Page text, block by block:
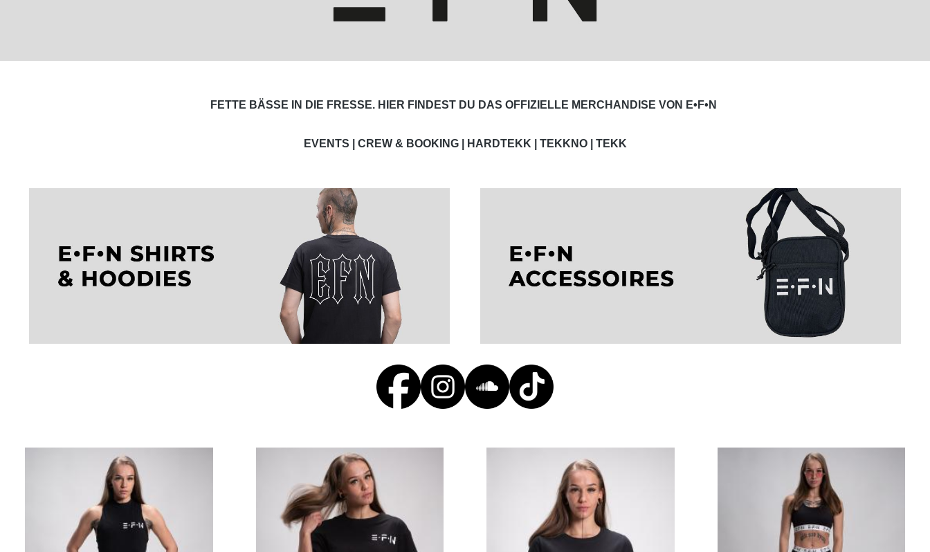
FETTE BÄSSE IN DIE FRESSE. HIER FINDEST DU DAS OFFIZIELLE MERCHANDISE VON E•F•N
EVENTS | CREW & BOOKING | HARDTEKK | TEKKNO | TEKK